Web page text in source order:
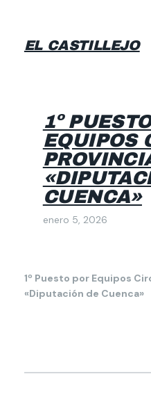
EL CASTILLEJO
1º
EQUIPOS
CUENCA»
enero 5, 2026
1º Puesto por Equipos
«Diputación de Cuenca»